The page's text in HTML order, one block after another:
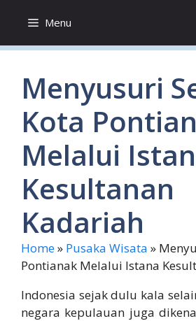
content
Menu
Menyusuri
Kota
Melalui
Kesultanan
Kadariah
Home» Pusaka Wisata »
Pontianak Melalui Istana
Indonesia sejak dulu kala
negara kepulauan juga